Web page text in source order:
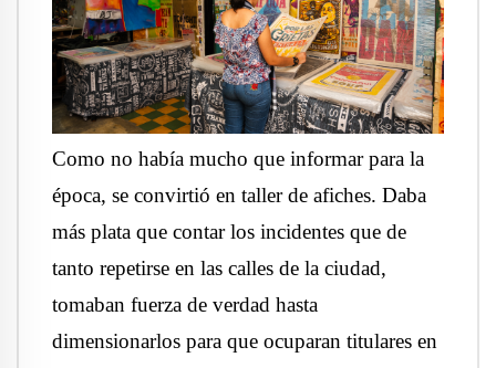
Como no había mucho que informar para la
época, se convirtió en taller de afiches. Daba
más plata que contar los incidentes que de
tanto repetirse en las calles de la ciudad,
tomaban fuerza de verdad hasta
dimensionarlos para que ocuparan titulares en